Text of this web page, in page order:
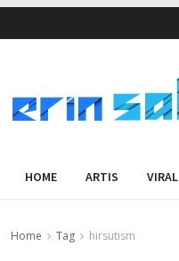
HOME ARTIS VIRAL
Home Tag hirsutism